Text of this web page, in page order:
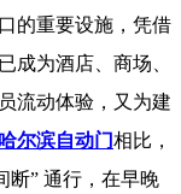
的重要设施，凭借
成为酒店、商场、
流动体验，又为建
哈尔滨自动门相比，
断” 通行，在早晚